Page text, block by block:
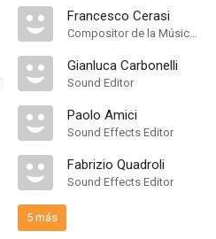
Francesco Cerasi
Compositor de la Música Original, Música
Gianluca Carbonelli
Sound Editor
Paolo Amici
Sound Effects Editor
Fabrizio Quadroli
Sound Effects Editor
5 más